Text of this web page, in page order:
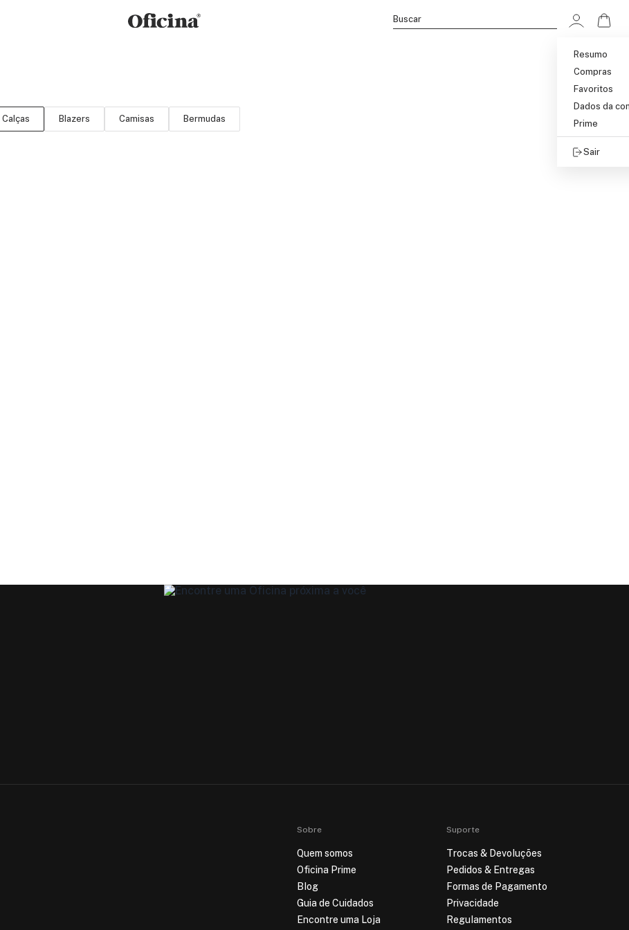
Buscar
Resumo
Compras
Favoritos
Dados da
Prime
Sair
Ir
Calças Blazers Camisas Bermudas
Sobre
Quem somos
Oficina Prime
Blog
Guia de Cuidados
Encontre uma Loja
Suporte
Trocas & Devoluções
Pedidos & Entregas
Formas de Pagamento
Privacidade
Regulamentos